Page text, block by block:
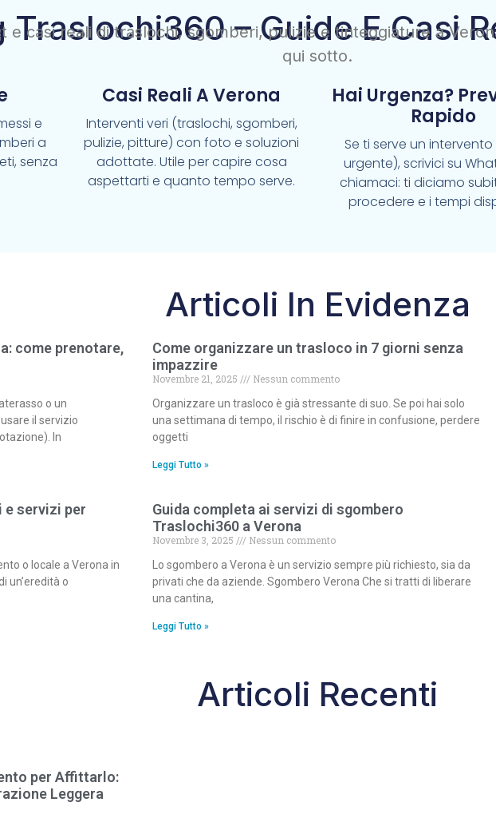
Traslochi360 – Guide E Casi
e casi reali di traslochi, sgomberi, pulizie e tinteggiature a
qui sotto.
e
a
senza
Casi Reali A Verona
Interventi veri (traslochi, sgomberi,
pulizie, pitture) con foto e soluzioni
adottate. Utile per capire cosa
aspettarti e quanto tempo serve.
Hai Urgenza?
Rapido
Se ti serve un
urgente), scrivici su
chiamaci: ti diciamo
procedere e i tempi
Articoli In Evidenza
come prenotare,
o un
il servizio
In
Come organizzare un trasloco in 7 giorni senza
impazzire
Novembre 21, 2025
Nessun commento
Organizzare un trasloco è già stressante di suo. Se poi hai solo
una settimana di tempo, il rischio è di finire in confusione, perdere
oggetti
Leggi Tutto »
e servizi per
o locale a Verona in
un’eredità o
Guida completa ai servizi di sgombero
Traslochi360 a Verona
Novembre 3, 2025
Nessun commento
Lo sgombero a Verona è un servizio sempre più richiesto, sia da
privati che da aziende. Sgombero Verona Che si tratti di liberare
una cantina,
Leggi Tutto »
Articoli Recenti
per Affittarlo:
Leggera